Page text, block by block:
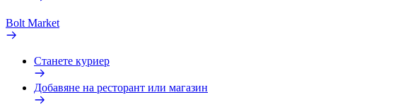
Bolt Market
Станете куриер
Добавяне на ресторант или магазин